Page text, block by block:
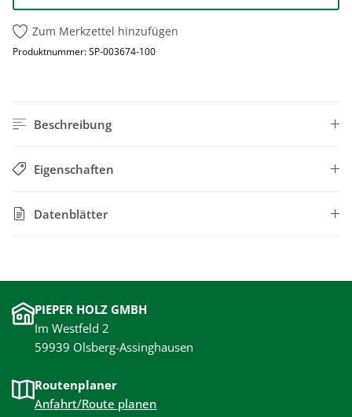
Zum Merkzettel hinzufügen
Produktnummer:SP-003674-100
Beschreibung
Eigenschaften
Datenblätter
PIEPER HOLZ GMBH
Im Westfeld 2
59939 Olsberg-Assinghausen
Routenplaner
Anfahrt/Route planen